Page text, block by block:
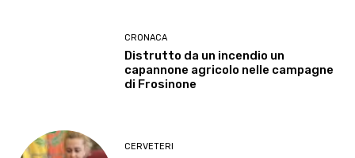
CRONACA
Distrutto da un incendio un
capannone agricolo nelle campagne
di Frosinone
CERVETERI